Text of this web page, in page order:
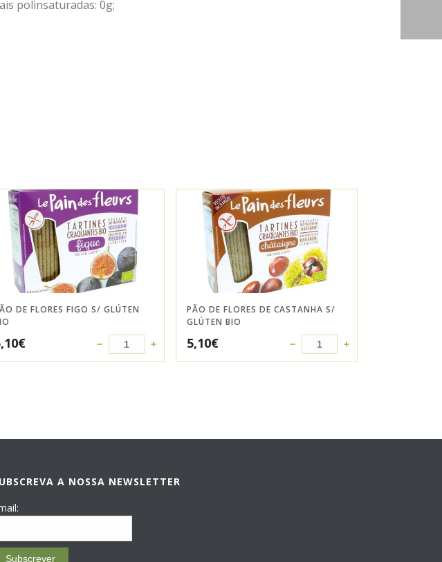
polinsaturadas: 0g;
DE FLORES FIGO S/ GLÚTEN
€
PÃO DE FLORES DE CASTANHA S/
GLÚTEN BIO
5,10€
A NOSSA NEWSLETTER
Subscrever